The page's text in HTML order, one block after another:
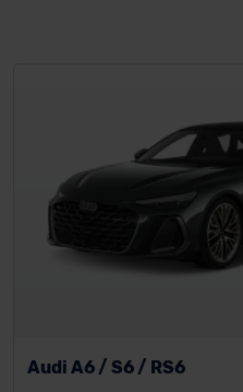
Audi A6 / S6 / RS6